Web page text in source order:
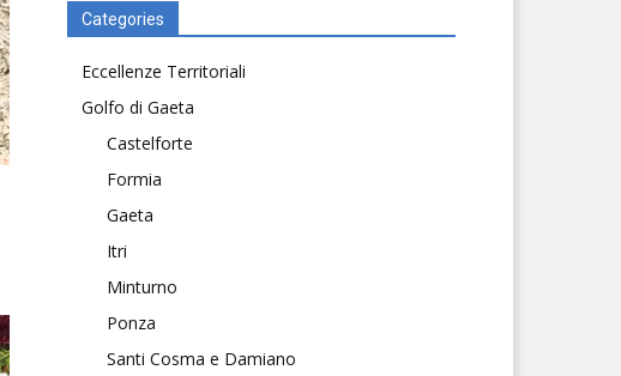
Categories
Eccellenze Territoriali
Golfo di Gaeta
Castelforte
Formia
Gaeta
Itri
Minturno
Ponza
Santi Cosma e Damiano